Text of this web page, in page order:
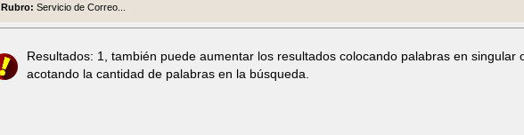
Rubro: Servicio de Correo...
Resultados: 1, también puede aumentar los resultados colocando palabras en singular
acotando la cantidad de palabras en la búsqueda.